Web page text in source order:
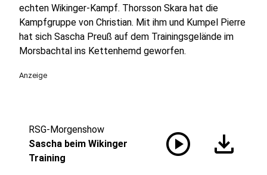
echten Wikinger-Kampf. Thorsson Skara hat die
Kampfgruppe von Christian. Mit ihm und Kumpel Pierre
hat sich Sascha Preuß auf dem Trainingsgelände im
Morsbachtal ins Kettenhemd geworfen.
Anzeige
RSG-Morgenshow
Sascha beim Wikinger
Training
play_circle download